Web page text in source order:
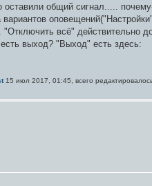
оставили общий сигнал.....
вариантов
"Отключить всё" действительно
выход? "Выход" есть здесь:
15 июл 2017, 01:45, всего